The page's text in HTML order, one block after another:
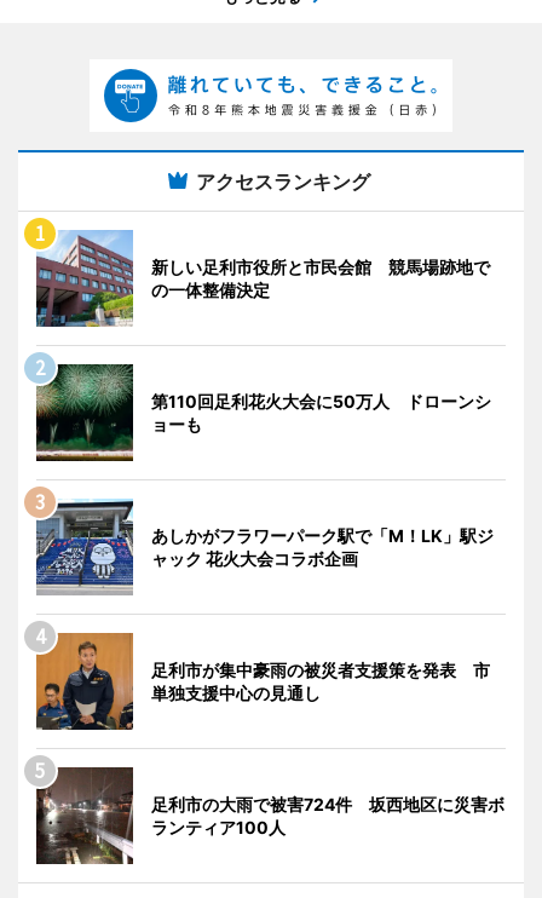
アクセスランキング
新しい足利市役所と市民会館 競馬場跡地で
の一体整備決定
第110回足利花火大会に50万人 ドローンシ
ョーも
あしかがフラワーパーク駅で「M！LK」駅ジ
ャック 花火大会コラボ企画
足利市が集中豪雨の被災者支援策を発表 市
単独支援中心の見通し
足利市の大雨で被害724件 坂西地区に災害ボ
ランティア100人